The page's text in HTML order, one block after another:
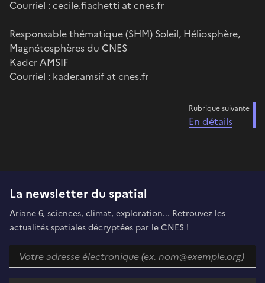
Courriel : cecile.fiachetti at cnes.fr
Responsable thématique (SHM) Soleil, Héliosphère,
Magnétosphères du CNES
Kader AMSIF
Courriel : kader.amsif at cnes.fr
Rubrique suivante
En détails
La newsletter du spatial
Ariane 6, sciences, climat, exploration... Retrouvez les
actualités spatiales décryptées par le CNES !